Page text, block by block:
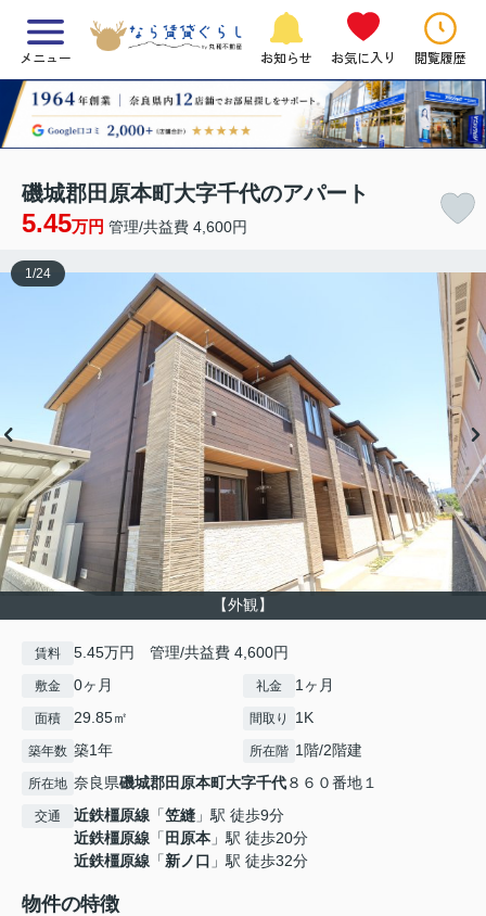
メニュー お知らせ お気に入り 閲覧履歴
磯城郡田原本町大字千代のアパート
5.45万円 管理/共益費 4,600円
【外観】
1/24
賃料 5.45万円 管理/共益費 4,600円
敷金 0ヶ月 礼金 1ヶ月
面積 29.85㎡ 間取り 1K
築年数 築1年 所在階 1階/2階建
所在地 奈良県磯城郡田原本町大字千代８６０番地１
交通 近鉄橿原線 「笠縫 」駅 徒歩9分
近鉄橿原線 「田原本 」駅 徒歩20分
近鉄橿原線 「新ノ口 」駅 徒歩32分
物件の特徴